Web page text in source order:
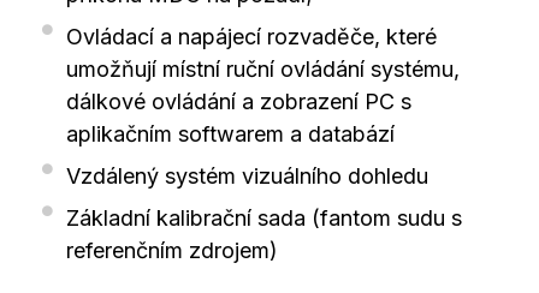
Ovládací a napájecí rozvaděče, které
umožňují místní ruční ovládání systému,
dálkové ovládání a zobrazení PC s
aplikačním softwarem a databází
Vzdálený systém vizuálního dohledu
Základní kalibrační sada (fantom sudu s
referenčním zdrojem)